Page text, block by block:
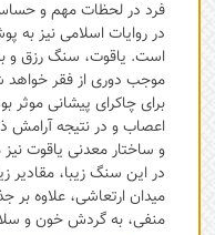
فرد در لحظات مهم و
در روایات اسلامی نیز
است. یاقوت، سنگ رزق
موجب دوری از فقر
برای چاکرای پیشانی موثر
اعصاب و در نتیجه آرامش
و ساختار معدنی یاقوت
در این سنگ زیبا، مقادیر
میدان ارتعاشی، علاوه بر
منفی، به گردش خون و